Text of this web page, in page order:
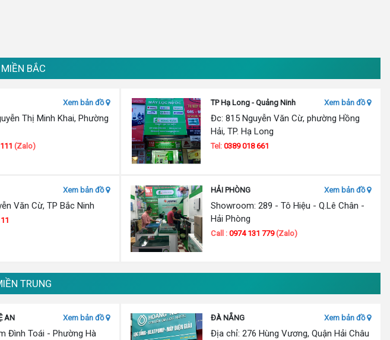
BẮC
Xem bản đồ
Thị Minh Khai, Phường
(Zalo)
TP Hạ Long - Quảng Ninh Xem bản đồ
Đc: 815 Nguyễn Văn Cừ, phường Hồng
Hải, TP. Hạ Long
Tel:0389 018 661
Xem bản đồ
Văn Cừ, TP Bắc Ninh
HẢI PHÒNG Xem bản đồ
Showroom: 289 - Tô Hiệu - Q.Lê Chân -
Hải Phòng
Call :0974 131 779(Zalo)
TRUNG
AN Xem bản đồ
Đình Toái - Phường Hà
ĐÀ NẴNG Xem bản đồ
Địa chỉ: 276 Hùng Vương, Quận Hải Châu